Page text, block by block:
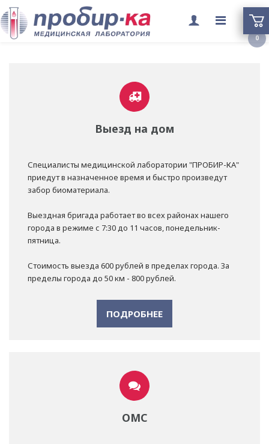
меню
Выезд на дом
Специалисты медицинской лаборатории "ПРОБИР-КА"
приедут в назначенное время и быстро произведут
забор биоматериала.
Выездная бригада работает во всех районах нашего
города в режиме с 7:30 до 11 часов, понедельник-
пятница.
Стоимость выезда 600 рублей в пределах города. За
пределы города до 50 км - 800 рублей.
ПОДРОБНЕЕ
ОМС
0